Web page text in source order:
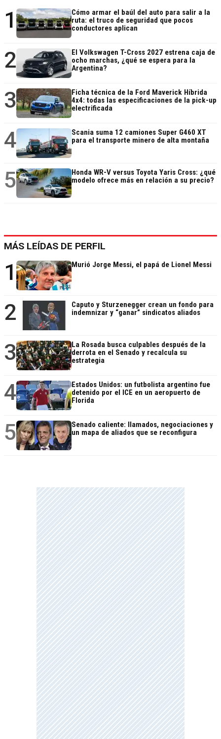
1
Cómo armar el baúl del auto para salir a la
ruta: el truco de seguridad que pocos
conductores aplican
2
El Volkswagen T-Cross 2027 estrena caja de
ocho marchas, ¿qué se espera para la
Argentina?
3
Ficha técnica de la Ford Maverick Híbrida
4x4: todas las especificaciones de la pick-up
electrificada
4
Scania suma 12 camiones Super G460 XT
para el transporte minero de alta montaña
5
Honda WR-V versus Toyota Yaris Cross: ¿qué
modelo ofrece más en relación a su precio?
MÁS LEÍDAS DE PERFIL
1 Murió Jorge Messi, el papá de Lionel Messi
2
Caputo y Sturzenegger crean un fondo para
indemnizar y “ganar” sindicatos aliados
3
La Rosada busca culpables después de la
derrota en el Senado y recalcula su
estrategia
4
Estados Unidos: un futbolista argentino fue
detenido por el ICE en un aeropuerto de
Florida
5
Senado caliente: llamados, negociaciones y
un mapa de aliados que se reconfigura